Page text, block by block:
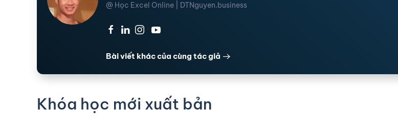
@ Học Excel Online | DTNguyen.business
· · ·
Bài viết khác của cùng tác giả
Khóa học mới xuất bản